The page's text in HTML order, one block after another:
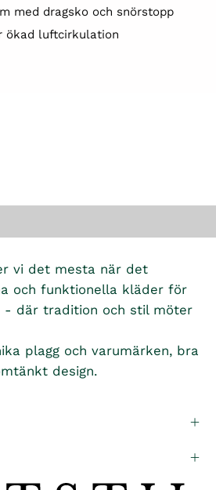
med dragsko och snörstopp
ökad luftcirkulation
vi det mesta när det
och funktionella kläder för
- där tradition och stil möter
plagg och varumärken, bra
design.